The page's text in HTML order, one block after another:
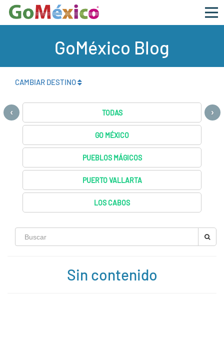
GoMéxico Blog
CAMBIAR DESTINO
TODAS
GO MÉXICO
PUEBLOS MÁGICOS
PUERTO VALLARTA
LOS CABOS
‹ ›
Sin contenido